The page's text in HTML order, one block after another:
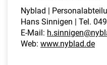
Nyblad |
Hans Sinnigen | Tel.
E-Mail:
Web: www.nyblad.de